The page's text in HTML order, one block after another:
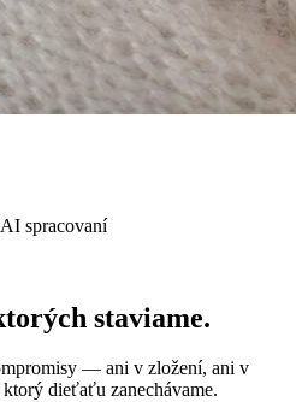
spracovaní
staviame.
— ani v zložení, ani v
dieťaťu zanechávame.